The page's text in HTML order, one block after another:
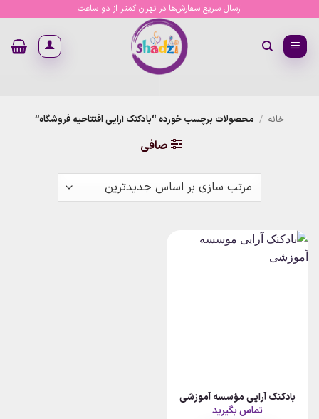
content
ارسال سریع سفارش‌ها در تهران کمتر از دو ساعت
خانه / محصولات برچسب خورده “بادکنک آرایی افتتاحیه فروشگاه”
صافی
بادکنک آرایی مؤسسه آموزشی
تماس بگیرید